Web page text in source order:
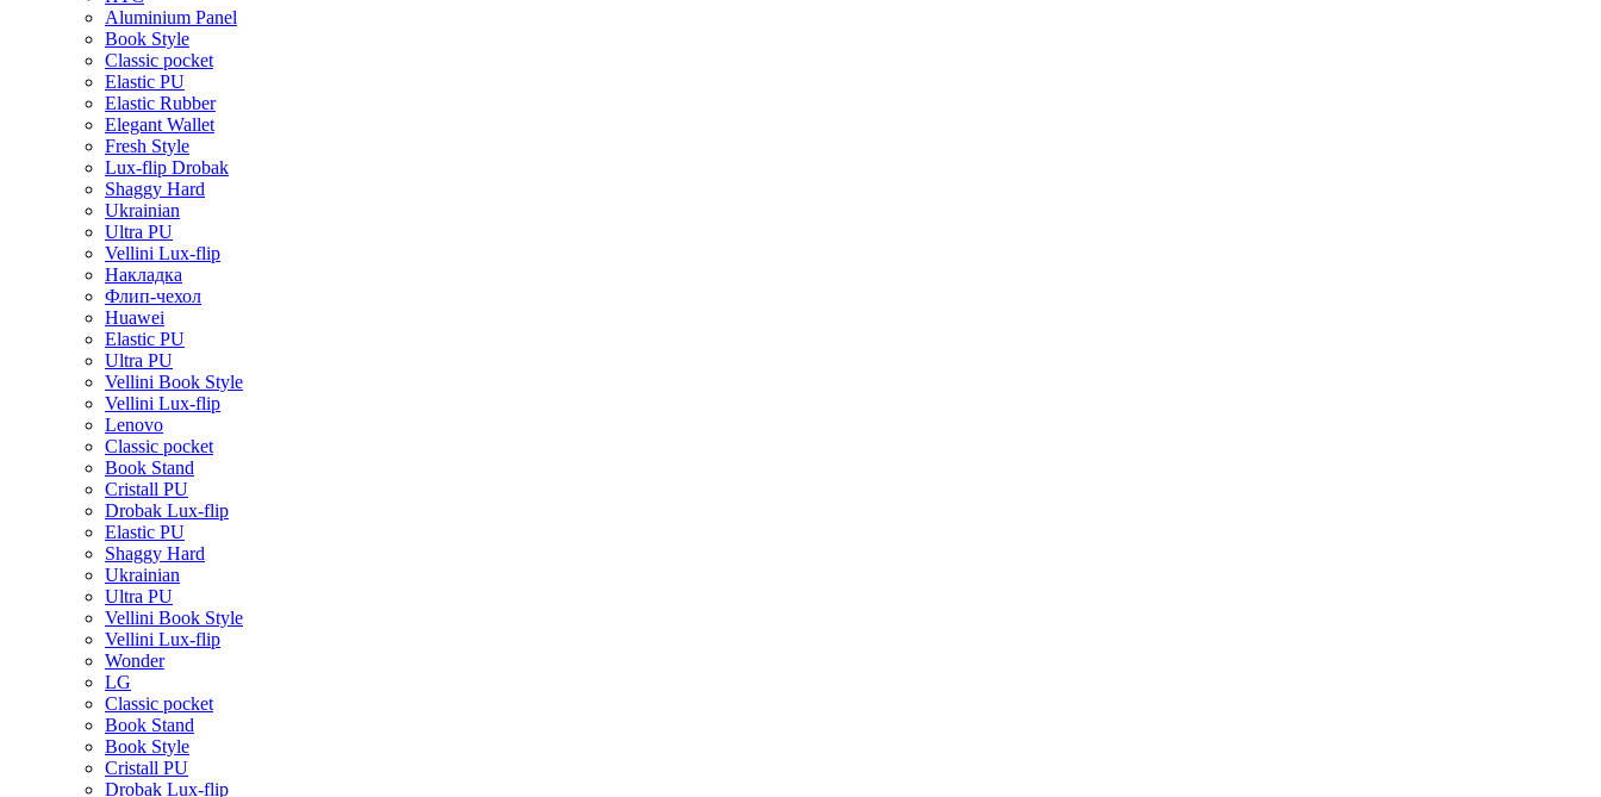
Aluminium Panel
Book Style
Classic pocket
Elastic PU
Elastic Rubber
Elegant Wallet
Fresh Style
Lux-flip Drobak
Shaggy Hard
Ukrainian
Ultra PU
Vellini Lux-flip
Накладка
Флип-чехол
Huawei
Elastic PU
Ultra PU
Vellini Book Style
Vellini Lux-flip
Lenovo
Classic pocket
Book Stand
Cristall PU
Drobak Lux-flip
Elastic PU
Shaggy Hard
Ukrainian
Ultra PU
Vellini Book Style
Vellini Lux-flip
Wonder
LG
Classic pocket
Book Stand
Book Style
Cristall PU
Drobak Lux-flip